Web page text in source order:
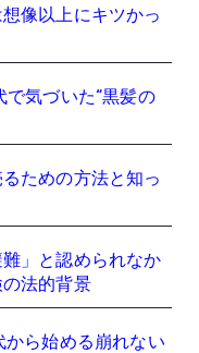
像以上にキツかっ
気づいた“黒髪の
ための方法と知っ
」と認められなか
法的背景
ら始める崩れない